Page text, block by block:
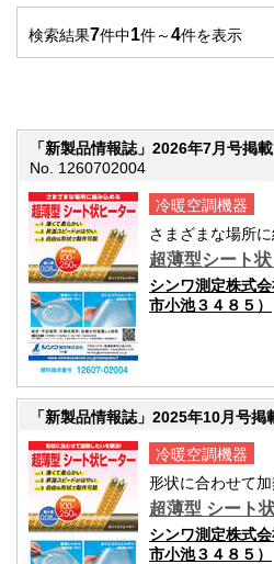
検索結果7件中1件～4件を表示
「新製品情報誌」2026年7月号掲載
No. 1260702004
冷暖空調機器
さまざまな場所
超薄型シート
シンワ測定株式
市小池３４８５）
「新製品情報誌」2025年10月号掲
冷暖空調機器
形状に合わせて
超薄型 シート
シンワ測定株式
市小池３４８５）